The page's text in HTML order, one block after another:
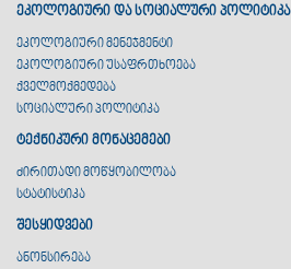
ეკოლოგიური და სოციალური პოლიტიკა
ეკოლოგიური მენეჯმენტი
ეკოლოგიური უსაფრთხოება
ქველმოქმედება
სოციალური პოლიტიკა
ტექნიკური მონაცემები
ძირითადი მოწყობილობა
სტატისტიკა
შესყიდვები
ანონსირება